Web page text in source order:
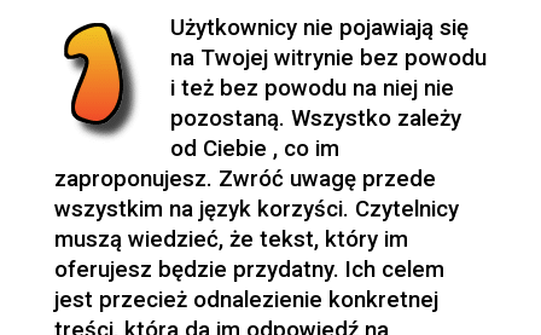
Użytkownicy nie pojawiają się
na Twojej witrynie bez powodu
i też bez powodu na niej nie
pozostaną. Wszystko zależy
od Ciebie , co im
zaproponujesz. Zwróć uwagę przede
wszystkim na język korzyści. Czytelnicy
muszą wiedzieć, że tekst, który im
oferujesz będzie przydatny. Ich celem
jest przecież odnalezienie konkretnej